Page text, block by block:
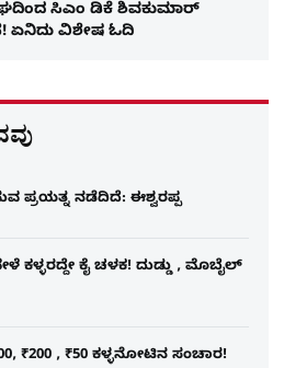
ಸಿಎಂ ಡಿಕೆ ಶಿವಕುಮಾರ್​
ವಿಶೇಷ ಓದಿ
ಪ್ರಯತ್ನ ನಡೆದಿದೆ: ಈಶ್ವರಪ್ಪ
ಕಳ್ಳರದ್ದೇ ಕೈ ಚಳಕ! ದುಡ್ಡು , ಮೊಬೈಲ್​
₹200 , ₹50 ಕಳ್ಳನೋಟಿನ ಸಂಚಾರ!